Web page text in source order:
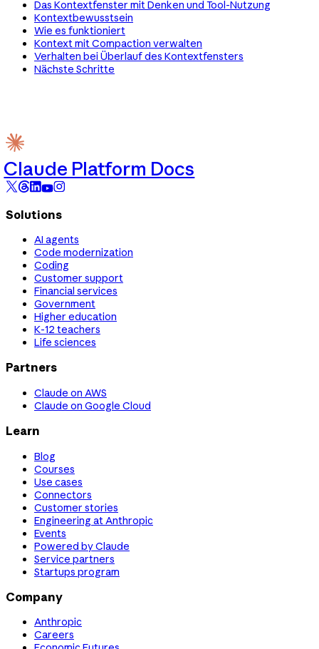
Das Kontextfenster mit Denken und Tool-Nutzung
Kontextbewusstsein
Wie es funktioniert
Kontext mit Compaction verwalten
Verhalten bei Überlauf des Kontextfensters
Nächste Schritte
Claude Platform Docs
Solutions
AI agents
Code modernization
Coding
Customer support
Financial services
Government
Higher education
K-12 teachers
Life sciences
Partners
Claude on AWS
Claude on Google Cloud
Learn
Blog
Courses
Use cases
Connectors
Customer stories
Engineering at Anthropic
Events
Powered by Claude
Service partners
Startups program
Company
Anthropic
Careers